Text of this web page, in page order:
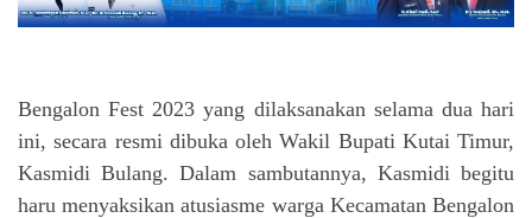
Bengalon Fest 2023 yang dilaksanakan selama dua hari
ini, secara resmi dibuka oleh Wakil Bupati Kutai Timur,
Kasmidi Bulang. Dalam sambutannya, Kasmidi begitu
haru menyaksikan atusiasme warga Kecamatan Bengalon